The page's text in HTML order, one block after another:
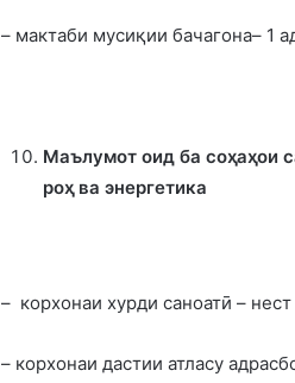
– мактаби мусиқии бачагона– 1
Маълумот оид ба соҳаҳои
роҳ ва энергетика
– корхонаи хурди саноатӣ – нест
– корхонаи дастии атласу